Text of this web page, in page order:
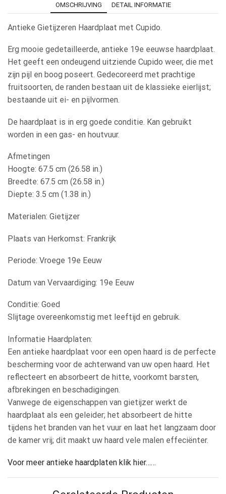
OMSCHRIJVING DETAIL INFORMATIE
Antieke Gietijzeren Haardplaat met Cupido.
Erg mooie gedetailleerde, antieke 19e eeuwse haardplaat.
Het geeft een ondeugend uitziende Cupido weer, die met
zijn pijl en boog poseert. Gedecoreerd met prachtige
fruitsoorten, de randen bestaan uit de klassieke eierlijst;
bestaande uit ei- en pijlvormen.
De haardplaat is in erg goede conditie. Kan gebruikt
worden in een gas- en houtvuur.
Afmetingen
Hoogte: 67.5 cm (26.58 in.)
Breedte: 67.5 cm (26.58 in.)
Diepte: 3.5 cm (1.38 in.)
Materialen: Gietijzer
Plaats van Herkomst: Frankrijk
Periode: Vroege 19e Eeuw
Datum van Vervaardiging: 19e Eeuw
Conditie: Goed
Slijtage overeenkomstig met leeftijd en gebruik.
Informatie Haardplaten:
Een antieke haardplaat voor een open haard is de perfecte
bescherming voor de achterwand van uw open haard. Het
reflecteert en absorbeert de hitte, voorkomt barsten,
afbrekingen en beschadigingen.
Vanwege de eigenschappen van gietijzer werkt de
haardplaat als een geleider; het absorbeert de hitte
tijdens het branden van het vuur en laat het langzaam door
de kamer vrij; dit maakt uw haard vele malen effeciënter.
Voor meer antieke haardplaten klik hier……